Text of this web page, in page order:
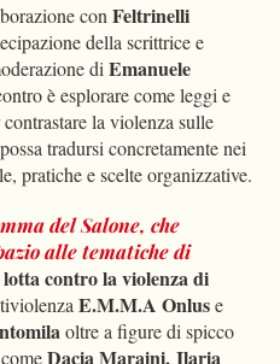
conFeltrinelli
della scrittrice e
diEmanuele
è esplorare come leggi e
la violenza sulle
tradursi concretamente nei
pratiche e scelte organizzative.
del Salone, che
alle tematiche di
contro la violenza di
E.M.M.A Onluse
oltre a figure di spicco
Dacia Maraini, Ilaria